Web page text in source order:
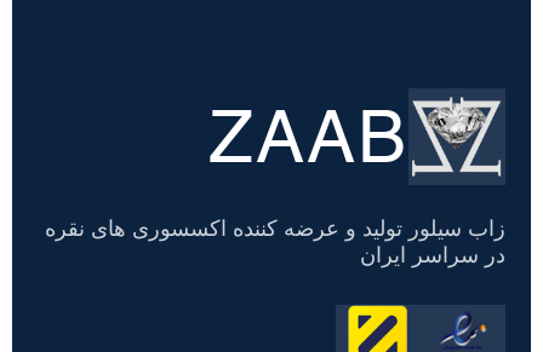
تسویه
حساب
ZAAB
زاب سیلور تولید و عرضه کننده اکسسوری های نقره
در سراسر ایران